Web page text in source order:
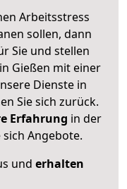
Arbeitsstress
sollen, dann
Sie und stellen
in Gießen mit einer
Dienste in
Sie sich zurück.
Erfahrung in der
Angebote.
und erhalten